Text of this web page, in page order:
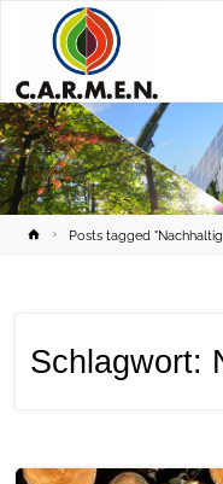
HomePosts tagged
Schlagwort: